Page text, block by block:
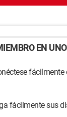
EN
fácilmente sus